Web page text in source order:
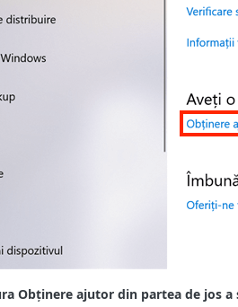
Obținere ajutor din partea de jos